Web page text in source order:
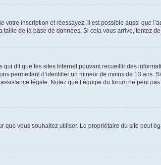
inscription et réessayez. Il est possible aussi que
de la base de données. Si cela vous arrive, tentez
dit que les sites Internet pouvant recueillir des
permettant d’identifier un mineur de moins de 13 ans.
légale. Notez que l’équipe du forum ne peut
vous souhaitez utiliser. Le propriétaire du site peut